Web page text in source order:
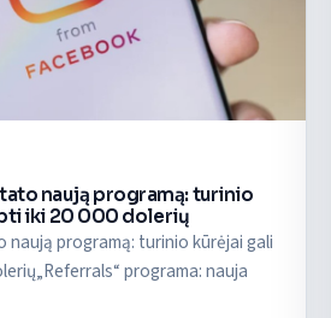
naują programą: turinio
iki 20 000 dolerių
naują programą: turinio kūrėjai gali
programa: nauja